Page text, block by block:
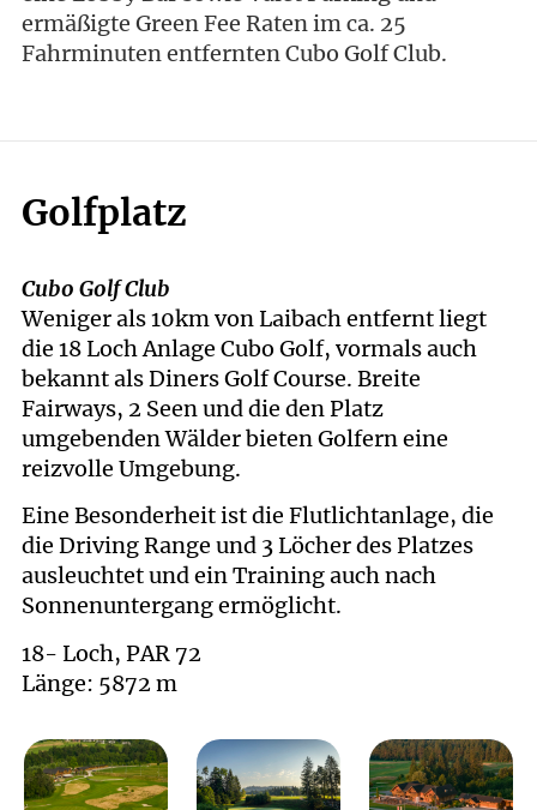
ermäßigte Green Fee Raten im ca. 25
Fahrminuten entfernten Cubo Golf Club.
Golfplatz
Cubo Golf Club
Weniger als 10km von Laibach entfernt liegt
die 18 Loch Anlage Cubo Golf, vormals auch
bekannt als Diners Golf Course. Breite
Fairways, 2 Seen und die den Platz
umgebenden Wälder bieten Golfern eine
reizvolle Umgebung.
Eine Besonderheit ist die Flutlichtanlage, die
die Driving Range und 3 Löcher des Platzes
ausleuchtet und ein Training auch nach
Sonnenuntergang ermöglicht.
18- Loch, PAR 72
Länge: 5872 m